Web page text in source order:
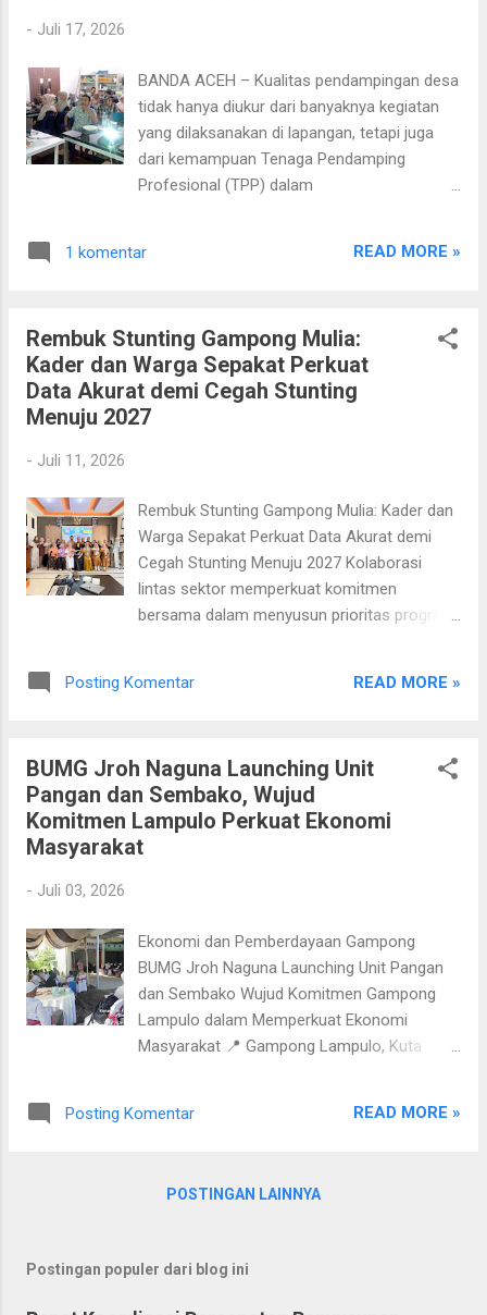
sistematis, dan profesional. 📖 Cara Membaca ➡️ Gunakan
tombol Next (>) dan Previous ( pada slide untuk berpindah
halaman. ➡️ Bacalah seluruh materi secara berurutan ag...
- Juli 17, 2026
BANDA ACEH – Kualitas pendampingan desa
tidak hanya diukur dari banyaknya kegiatan
yang dilaksanakan di lapangan, tetapi juga
dari kemampuan Tenaga Pendamping
Profesional (TPP) dalam
dapat dipertanggungjawabkan. Kesadaran
yang berlangsung pada Jumat, 17 Juli 2026
di Aula Kantor Keuchik Batoh, Kecamatan
Kuta Alam, Kota Banda Aceh. Rakor yang
diikuti oleh seluruh unsur Tenaga Ahli
untuk memperkuat kualitas administrasi
pendampingan sekaligus menyamakan
persepsi terhadap berbagai mekanisme
pelaporan yang menjadi bagian dari indikator
kinerja TPP. Selain membahas evaluasi
penguatan mengenai pengelolaan data
1 komentar READ MORE »
Rembuk Stunting Gampong Mulia:
Kader dan Warga Sepakat Perkuat
Data Akurat demi Cegah Stunting
Menuju 2027
- Juli 11, 2026
Rembuk Stunting Gampong Mulia: Kader dan
Warga Sepakat Perkuat Data Akurat demi
Cegah Stunting Menuju 2027 Kolaborasi
lintas sektor memperkuat komitmen
bersama dalam menyusun prioritas program
2026 | 📍 Aula Komplek Masjid Al-Anshar,
gotong royong dalam percepatan penurunan
stunting kembali menggema di Gampong
Mulia melalui pelaksanaan Rembuk
Stunting/Pra Musyawarah Desa Tahun 2026 .
validitas data, serta menyusun usulan
program prioritas yang akan diakomodir
dalam Rencana Kerja Pemerintah Gampong
(RKPG) Tahun 2027. Kegiatan yang
berlangsung di Aula Komplek Masjid Al-
PKK, Puskesmas Kuta Alam, Kader
Posting Komentar READ MORE »
BUMG Jroh Naguna Launching Unit
Pangan dan Sembako, Wujud
Komitmen Lampulo Perkuat Ekonomi
Masyarakat
- Juli 03, 2026
Ekonomi dan Pemberdayaan Gampong
BUMG Jroh Naguna Launching Unit Pangan
dan Sembako Wujud Komitmen Gampong
Lampulo dalam Memperkuat Ekonomi
Masyarakat 📍 Gampong Lampulo, Kuta
Kota Banda Aceh, secara resmi meluncurkan
menjadi salah satu langkah strategis
melalui pengembangan Badan Usaha Milik
Gampong atau BUMG. Kegiatan launching
Posting Komentar READ MORE »
POSTINGAN LAINNYA
Postingan populer dari blog ini